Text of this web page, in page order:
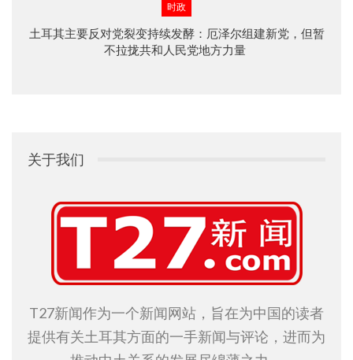
时政
土耳其主要反对党裂变持续发酵：厄泽尔组建新党，但暂
不拉拢共和人民党地方力量
关于我们
T27新闻作为一个新闻网站，旨在为中国的读者
提供有关土耳其方面的一手新闻与评论，进而为